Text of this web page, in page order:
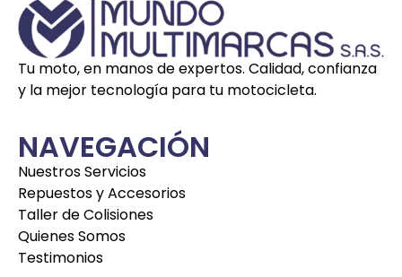
Tu moto, en manos de expertos. Calidad, confianza
y la mejor tecnología para tu motocicleta.
NAVEGACIÓN
Nuestros Servicios
Repuestos y Accesorios
Taller de Colisiones
Quienes Somos
Testimonios